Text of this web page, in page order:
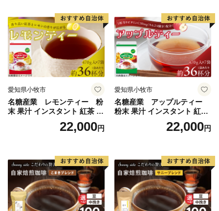
愛知県小牧市
名糖産業 レモンティー 粉
末 果汁 インスタント 紅茶 ビ
タミンC 袋 ロングセラー 粉
末飲料 粉末茶 簡単 手軽 ホッ
22,000円
愛知県小牧市
名糖産業 アップルティー
粉末 果汁 インスタント 紅茶
ティー ビタミンC 袋 ロング
セラー 粉末飲料 粉末茶 簡単
22,000円